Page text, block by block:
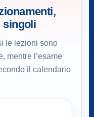
singoli
le lezioni sono
mentre l’esame
il calendario